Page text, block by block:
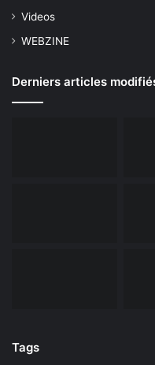
Videos
WEBZINE
Derniers articles
Tags